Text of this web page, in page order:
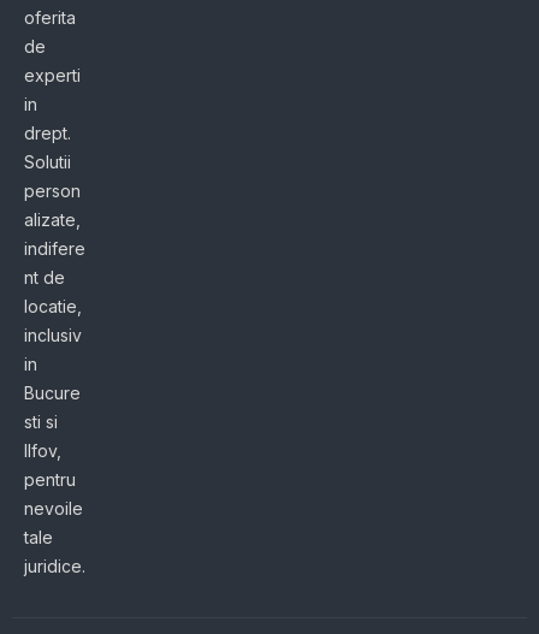
oferita
de
experti
in
drept.
Solutii
person
alizate,
indifere
nt de
locatie,
inclusiv
in
Bucure
sti si
Ilfov,
pentru
nevoile
tale
juridice.